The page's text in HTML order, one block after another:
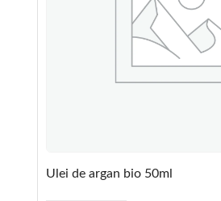
Ulei de argan bio 50ml